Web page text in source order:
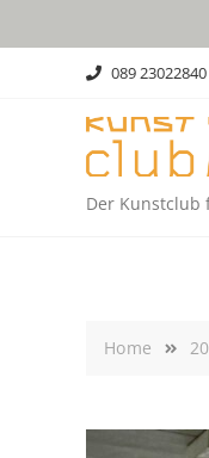
089 23022840
Der Kunstclub
Home